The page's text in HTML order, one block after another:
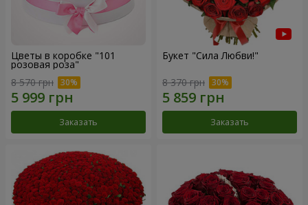
Цветы в коробке "101
розовая роза"
8 570 грн
Заказать
Букет "Сила Любви!"
8 370 грн
Заказать